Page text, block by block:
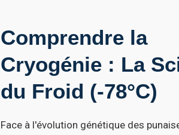
Comprendre la
Cryogénie : La
du Froid (-78°C)
Face à l'évolution génétique des